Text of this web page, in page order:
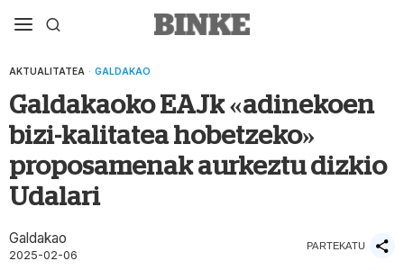
AKTUALITATEA · GALDAKAO
Galdakaoko EAJk «adinekoen
bizi-kalitatea hobetzeko»
proposamenak aurkeztu dizkio
Udalari
Galdakao
2025-02-06
PARTEKATU